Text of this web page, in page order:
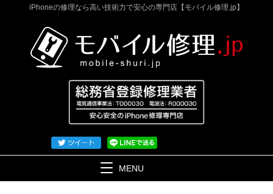
iPhoneの修理なら高い技術力で安心の専門店【モバイル修理.jp】
MENU